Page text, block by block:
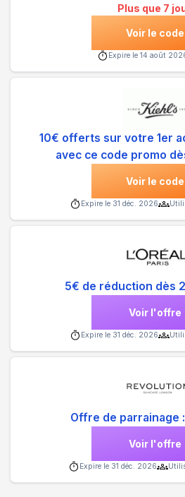
Plus que 7
Voir le code
Expire le 14 août
10€ offerts sur votre 1er
avec ce code promo
Voir le code
Expire le 31 déc. 2026
5€ de réduction dès
Voir l'offre
Expire le 31 déc. 2026
Offre de parrainage
Voir l'offre
Expire le 31 déc. 2026